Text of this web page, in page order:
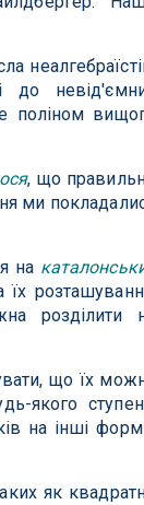
до
поліном
, що
ми
на
розділити
що їх
якого
на інші
як